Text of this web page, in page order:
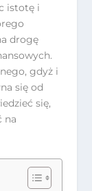
istotę i
drogę
gdyż i
się od
się,
na